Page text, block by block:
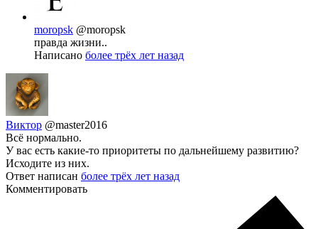
moropsk @moropsk
правда жизни..
Написано более трёх лет назад
Виктор @master2016
Всё нормально.
У вас есть какие-то приоритеты по дальнейшему развитию?
Исходите из них.
Ответ написан более трёх лет назад
Комментировать